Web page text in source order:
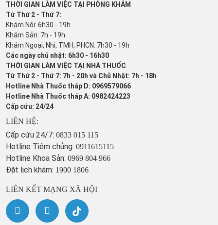
THỜI GIAN LÀM VIỆC TẠI PHÒNG KHÁM
Từ Thứ 2 - Thứ 7:
Khám Nội: 6h30 - 19h
Khám Sản: 7h - 19h
Khám Ngoại, Nhi, TMH, PHCN: 7h30 - 19h
Các ngày chủ nhật: 6h30 - 16h30
THỜI GIAN LÀM VIỆC TẠI NHÀ THUỐC
Từ Thứ 2 - Thứ 7: 7h - 20h và Chủ Nhật: 7h - 18h
Hotline Nhà Thuốc tháp D: 0969579066
Hotline Nhà Thuốc tháp A: 0982424223
Cấp cứu: 24/24
LIÊN HỆ:
Cấp cứu 24/7: 0833 015 115
Hotline Tiêm chủng: 0911615115
Hotline Khoa Sản: 0969 804 966
Đặt lịch khám: 1900 1806
LIÊN KẾT MẠNG XÃ HỘI